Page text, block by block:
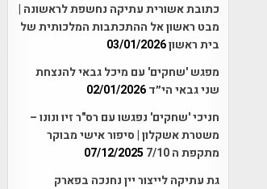
כתובת אשורית עתיקה נחשפת לראשונה |
מבט ראשון אל ההתכתבות המלכותית של
בית ראשון03/01/2026
מפגש 'שחקים' עם מיכל גבאי להנצחת
שני גבאי הי״ד02/01/2026
חניכי 'שחקים' נפגשו עם רס"ר זיו ונונו –
משטרת אשקלון | סיפור אישי מבוקר
מתקפת ה 7/10
07/12/2025
גת עתיקה לייצור יין נחנכה בפארק